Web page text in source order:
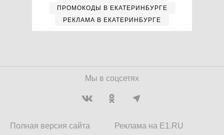
ПРОМОКОДЫ В ЕКАТЕРИНБУРГЕ
РЕКЛАМА В ЕКАТЕРИНБУРГЕ
Мы в соцсетях
Полная версия сайта
Реклама на E1.RU